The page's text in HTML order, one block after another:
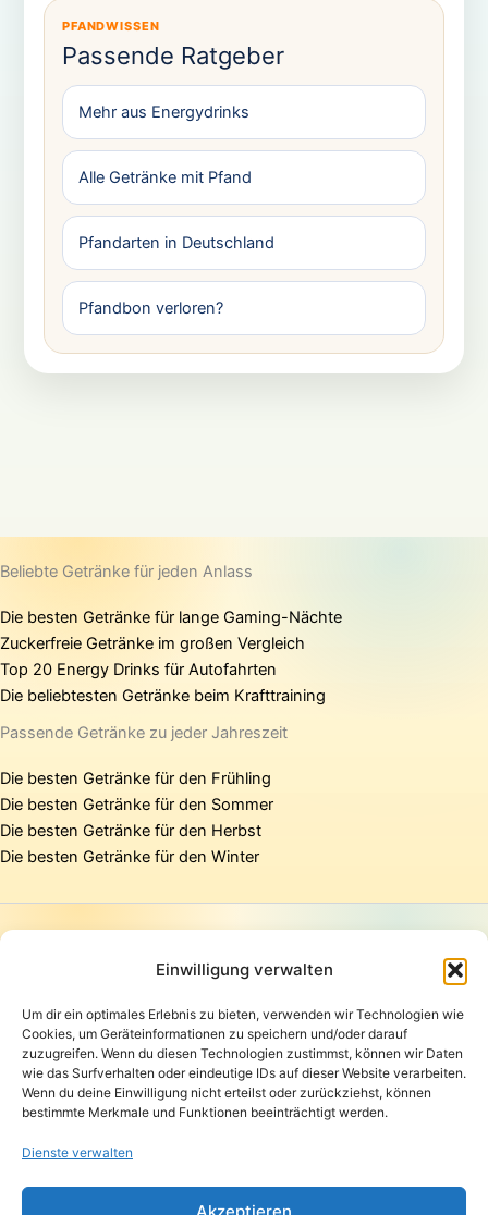
Einwilligung verwalten
Um dir ein optimales Erlebnis zu bieten, verwenden wir Technologien wie
Cookies, um Geräteinformationen zu speichern und/oder darauf
zuzugreifen. Wenn du diesen Technologien zustimmst, können wir Daten
wie das Surfverhalten oder eindeutige IDs auf dieser Website verarbeiten.
Wenn du deine Einwilligung nicht erteilst oder zurückziehst, können
bestimmte Merkmale und Funktionen beeinträchtigt werden.
Dienste verwalten
Akzeptieren
PFANDWISSEN
Passende Ratgeber
Mehr aus Energydrinks
Alle Getränke mit Pfand
Pfandarten in Deutschland
Pfandbon verloren?
Beliebte Getränke für jeden Anlass
Die besten Getränke für lange Gaming-Nächte
Zuckerfreie Getränke im großen Vergleich
Top 20 Energy Drinks für Autofahrten
Die beliebtesten Getränke beim Krafttraining
Passende Getränke zu jeder Jahreszeit
Die besten Getränke für den Frühling
Die besten Getränke für den Sommer
Die besten Getränke für den Herbst
Die besten Getränke für den Winter
Presse
Datenschutzerklärung
AGB
Widerrufsbelehrung
Versand und Lieferung
Zahlungsarten
Copyright © 2026 Pfandpirat | Präsentiert vonZimmermanns
Internet & PR-Beratung